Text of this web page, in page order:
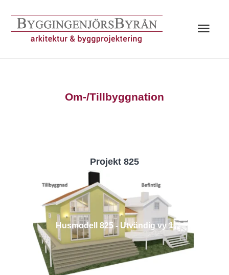
innehåll
Om-/Tillbyggnation
Projekt 825
Husmodell 825 - Utvändig vy 1